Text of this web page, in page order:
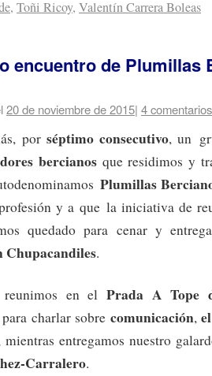
, Toñi Ricoy, Valentín Carrera Boleas
encuentro de Plumillas
20 de noviembre de 2015| 4 comentarios
por séptimo consecutivo, un
bercianosque residimos y
Plumillas
y a que la iniciativa de
quedado para cenar y
.
en el Prada A Tope
para charlar sobre comunicación,
mientras entregamos nuestro
Carralero.